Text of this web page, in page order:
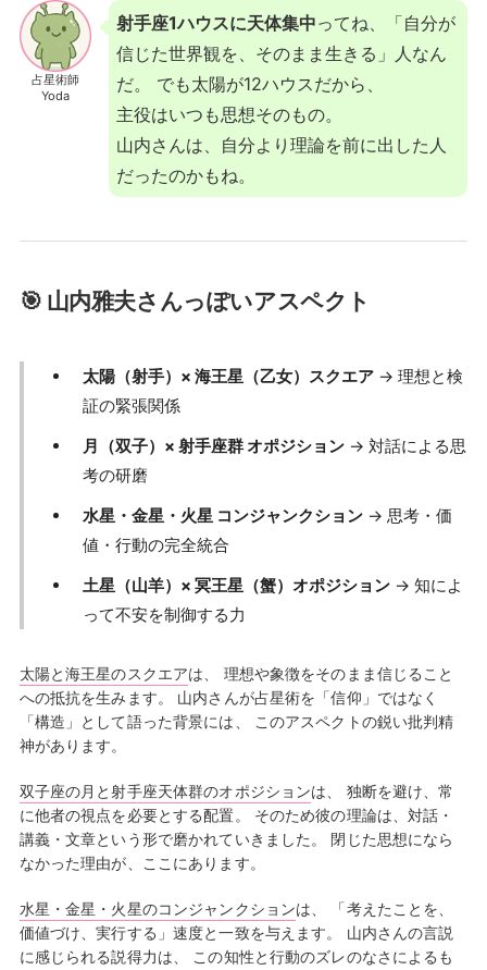
占星術師
Yoda
射手座1ハウスに天体集中ってね、「自分が
信じた世界観を、そのまま生きる」人なん
だ。 でも太陽が12ハウスだから、
主役はいつも思想そのもの。
山内さんは、自分より理論を前に出した人
だったのかもね。
🎯 山内雅夫さんっぽいアスペクト
太陽（射手）× 海王星（乙女）スクエア→ 理想と検
証の緊張関係
月（双子）× 射手座群 オポジション→ 対話による思
考の研磨
水星・金星・火星 コンジャンクション→ 思考・価
値・行動の完全統合
土星（山羊）× 冥王星（蟹）オポジション→ 知によ
って不安を制御する力
太陽と海王星のスクエアは、 理想や象徴をそのまま信じること
への抵抗を生みます。 山内さんが占星術を「信仰」ではなく
「構造」として語った背景には、 このアスペクトの鋭い批判精
神があります。
双子座の月と射手座天体群のオポジションは、 独断を避け、常
に他者の視点を必要とする配置。 そのため彼の理論は、対話・
講義・文章という形で磨かれていきました。 閉じた思想になら
なかった理由が、ここにあります。
水星・金星・火星のコンジャンクションは、 「考えたことを、
価値づけ、実行する」速度と一致を与えます。 山内さんの言説
に感じられる説得力は、 この知性と行動のズレのなさによるも